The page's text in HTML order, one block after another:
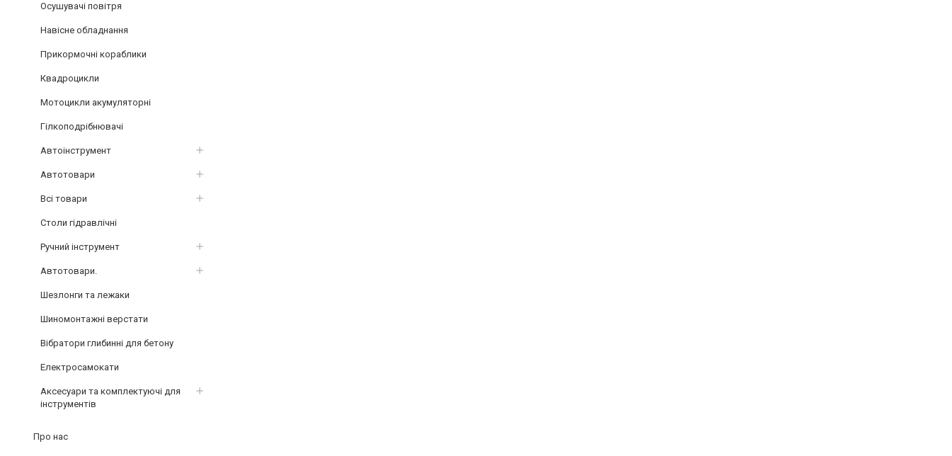
Осушувачі повітря
Навісне обладнання
Прикормочні кораблики
Квадроцикли
Мотоцикли акумуляторні
Гілкоподрібнювачі
Автоінструмент
Автотовари
Всі товари
Столи гідравлічні
Ручний інструмент
Автотовари.
Шезлонги та лежаки
Шиномонтажні верстати
Вібратори глибинні для бетону
Електросамокати
Аксесуари та комплектуючі для
інструментів
Про нас